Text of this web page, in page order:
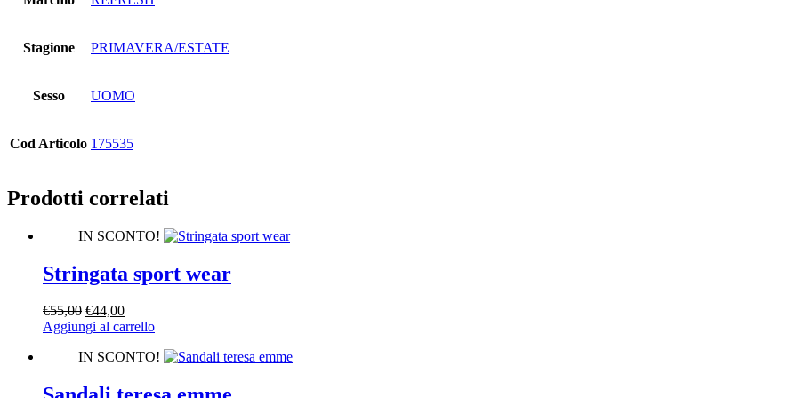
Stagione PRIMAVERA/ESTATE
Sesso UOMO
Cod Articolo 175535
Prodotti correlati
IN SCONTO!
Stringata sport wear
€55,00 Il
prezzo
era:
€44,00Il
prezzo
è:
Aggiungi al carrello
IN SCONTO!